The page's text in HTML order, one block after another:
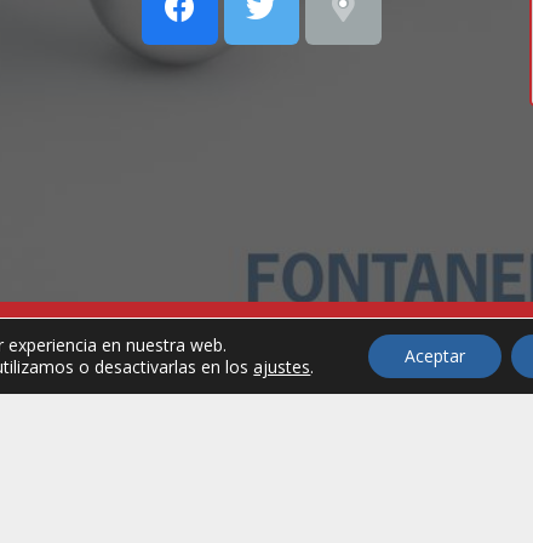
Aviso Legal Política de
en nuestra web.
o desactivarlas en losajustes. Aceptar